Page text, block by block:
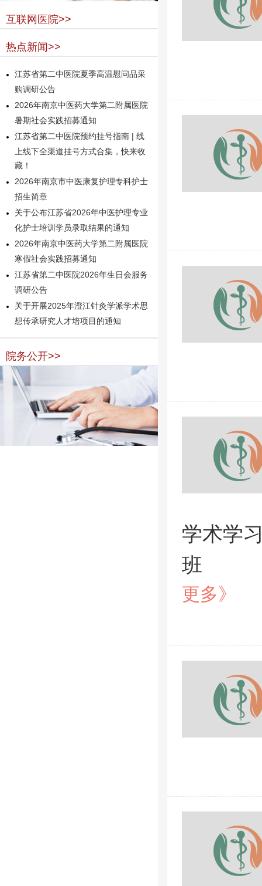
互联网医院>>
热点新闻>>
江苏省第二中医院夏季高温慰问品采
购调研公告
2026年南京中医药大学第二附属医院
暑期社会实践招募通知
江苏省第二中医院预约挂号指南 | 线
上线下全渠道挂号方式合集，快来收
藏！
2026年南京市中医康复护理专科护士
招生简章
关于公布江苏省2026年中医护理专业
化护士培训学员录取结果的通知
2026年南京中医药大学第二附属医院
寒假社会实践招募通知
江苏省第二中医院2026年生日会服务
调研公告
关于开展2025年澄江针灸学派学术思
想传承研究人才培项目的通知
院务公开>>
学术学
班
更多》